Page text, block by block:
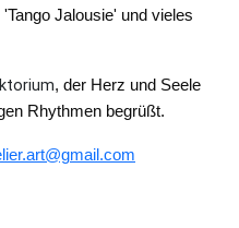
Jalousie' und vieles
, der Herz und Seele
Rhythmen begrüßt.